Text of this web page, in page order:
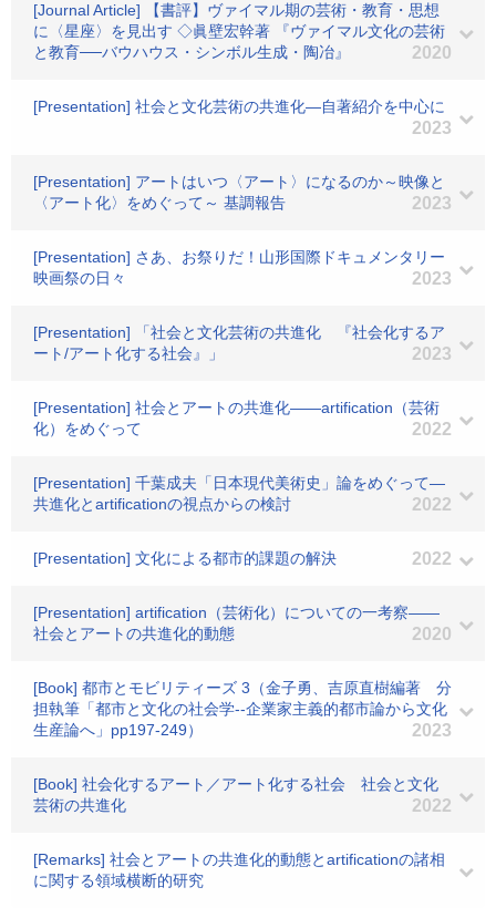
[Journal Article] 【書評】ヴァイマル期の芸術・教育・思想
に〈星座〉を見出す ◇眞壁宏幹著 『ヴァイマル文化の芸術
と教育──バウハウス・シンボル生成・陶冶』
2020
[Presentation] 社会と文化芸術の共進化―自著紹介を中心に
2023
[Presentation] アートはいつ〈アート〉になるのか～映像と
〈アート化〉をめぐって～ 基調報告
2023
[Presentation] さあ、お祭りだ！山形国際ドキュメンタリー
映画祭の日々
2023
[Presentation] 「社会と文化芸術の共進化 『社会化するア
ート/アート化する社会』」
2023
[Presentation] 社会とアートの共進化――artification（芸術
化）をめぐって
2022
[Presentation] 千葉成夫「日本現代美術史」論をめぐって―
共進化とartificationの視点からの検討
2022
[Presentation] 文化による都市的課題の解決 2022
[Presentation] artification（芸術化）についての一考察――
社会とアートの共進化的動態
2020
[Book] 都市とモビリティーズ 3（金子勇、吉原直樹編著 分
担執筆「都市と文化の社会学--企業家主義的都市論から文化
生産論へ」pp197-249）
2023
[Book] 社会化するアート／アート化する社会 社会と文化
芸術の共進化
2022
[Remarks] 社会とアートの共進化的動態とartificationの諸相
に関する領域横断的研究